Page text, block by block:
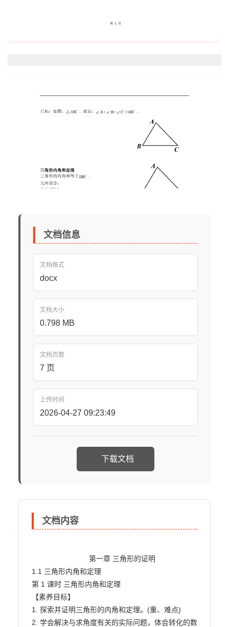
文档信息
文档格式
docx
文档大小
0.798 MB
文档页数
7 页
上传时间
2026-04-27 09:23:49
下载文档
文档内容
1.1 三角形内角和定理
第 1 课时 三角形内角和定理
【素养目标】
1. 探索并证明三角形的内角和定理。(重、难点)
2. 学会解决与求角度有关的实际问题，体会转化的数